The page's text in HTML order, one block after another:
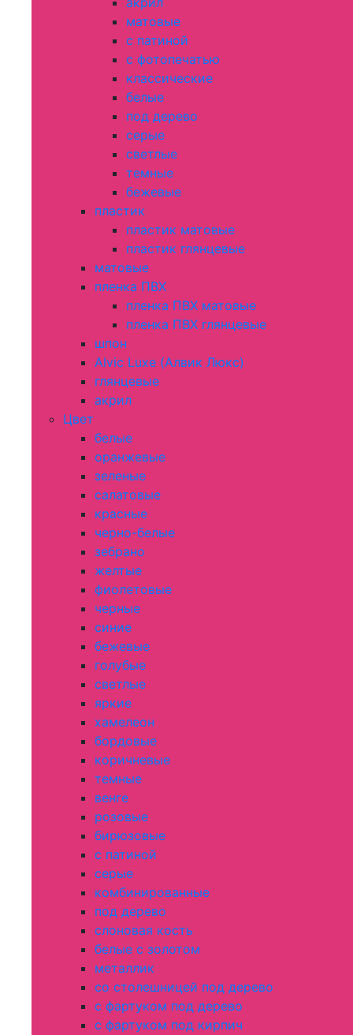
матовые
с патиной
с фотопечатью
классические
белые
под дерево
серые
светлые
темные
бежевые
пластик
пластик матовые
пластик глянцевые
матовые
пленка ПВХ
пленка ПВХ матовые
пленка ПВХ глянцевые
шпон
Alvic Luxe (Алвик Люкс)
глянцевые
акрил
Цвет
белые
оранжевые
зеленые
салатовые
красные
черно-белые
зебрано
желтые
фиолетовые
черные
синие
бежевые
голубые
светлые
яркие
хамелеон
бордовые
коричневые
темные
венге
розовые
бирюзовые
с патиной
серые
комбинированные
под дерево
слоновая кость
белые с золотом
металлик
со столешницей под дерево
с фартуком под дерево
с фартуком под кирпич